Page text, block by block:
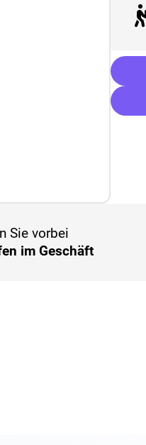
Sie vorbei
im Geschäft